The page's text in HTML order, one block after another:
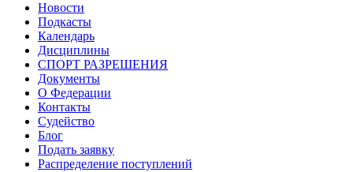
Новости
Подкасты
Календарь
Дисциплины
СПОРТ РАЗРЕШЕНИЯ
Документы
О Федерации
Контакты
Судейство
Блог
Подать заявку
Распределение поступлений